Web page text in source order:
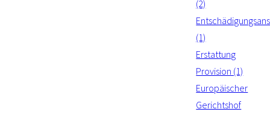
(2)
(1)
Erstattung
Provision (1)
Europäischer
Gerichtshof